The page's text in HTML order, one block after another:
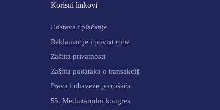
Korisni linkovi
Dostava i plaćanje
Reklamacije i povrat robe
Zaštita privatnosti
Zaštita podataka o transakciji
Prava i obaveze potrošača
55. Međunarodni kongres